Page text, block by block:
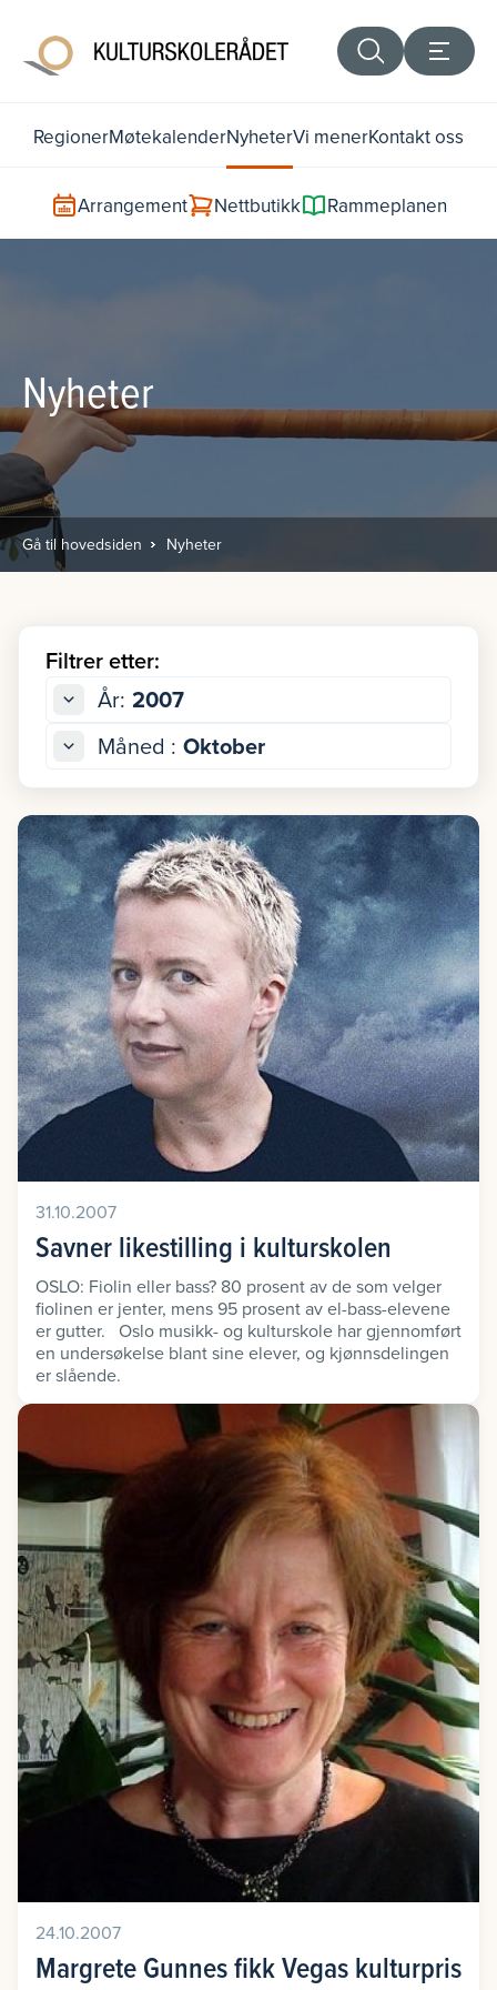
RegionerMøtekalenderNyheterVi menerKontakt oss
Arrangement Nettbutikk Rammeplanen
Nyheter
Gå til hovedsiden Nyheter
Filtrer etter:
År: 2007
Måned : Oktober
31.10.2007
Savner likestilling i kulturskolen
OSLO: Fiolin eller bass? 80 prosent av de som velger
fiolinen er jenter, mens 95 prosent av el-bass-elevene
er gutter. Oslo musikk- og kulturskole har gjennomført
en undersøkelse blant sine elever, og kjønnsdelingen
er slående.
24.10.2007
Margrete Gunnes fikk Vegas kulturpris